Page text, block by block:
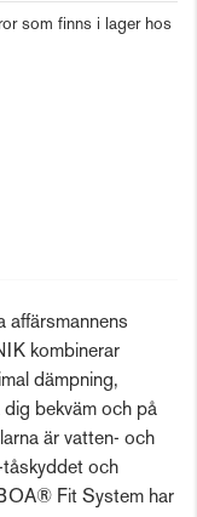
som finns i lager hos
affärsmannens
kombinerar
dämpning,
bekväm och på
är vatten- och
och
Fit System har